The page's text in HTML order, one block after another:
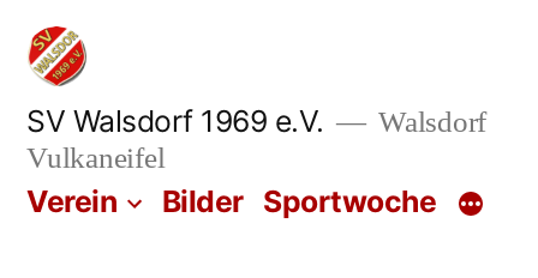
Zum
Inhalt
springen
SV Walsdorf 1969 e.V.
Walsdorf
Vulkaneifel
Verein Bilder Sportwoche